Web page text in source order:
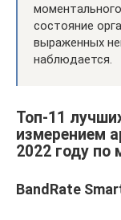
состояние
выраженных
наблюдается.
Топ-11
измерением
2022 году по
BandRate